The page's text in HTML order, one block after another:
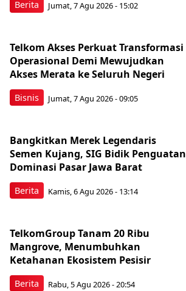
Berita Jumat, 7 Agu 2026 - 15:02
Bisnis
Telkom Akses Perkuat Transformasi
Operasional Demi Mewujudkan
Akses Merata ke Seluruh Negeri
Jumat, 7 Agu 2026 - 09:05
Berita
Bangkitkan Merek Legendaris
Semen Kujang, SIG Bidik Penguatan
Dominasi Pasar Jawa Barat
Kamis, 6 Agu 2026 - 13:14
Berita
TelkomGroup Tanam 20 Ribu
Mangrove, Menumbuhkan
Ketahanan Ekosistem Pesisir
Rabu, 5 Agu 2026 - 20:54